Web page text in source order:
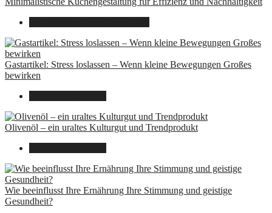
Gastartikel: Stress loslassen – Wenn kleine Bewegungen Großes
bewirken
Olivenöl – ein uraltes Kulturgut und Trendprodukt
Wie beeinflusst Ihre Ernährung Ihre Stimmung und geistige
Gesundheit?